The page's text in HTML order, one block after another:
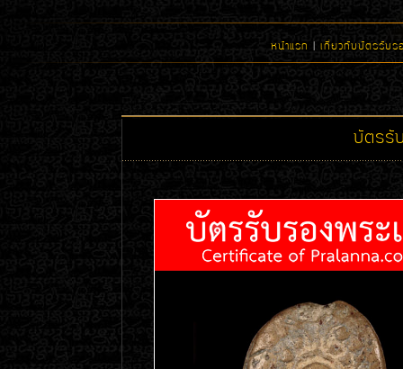
หน้าแรก เกี่ยวกับบัตรรับร
บัตรรั